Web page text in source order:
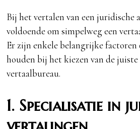
Bij het vertalen van een juridische
voldoende om simpelweg een
Er zijn enkele belangrijke
houden bij het kiezen van de
vertaalbureau.
1. Specialisatie in